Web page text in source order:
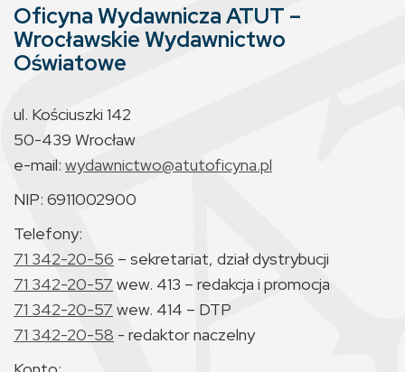
Oficyna Wydawnicza ATUT –
Wrocławskie Wydawnictwo
Oświatowe
ul. Kościuszki 142
50-439 Wrocław
e-mail: wydawnictwo@atutoficyna.pl
NIP: 6911002900
Telefony:
71 342-20-56 – sekretariat, dział dystrybucji
71 342-20-57 wew. 413 – redakcja i promocja
71 342-20-57 wew. 414 – DTP
71 342-20-58 - redaktor naczelny